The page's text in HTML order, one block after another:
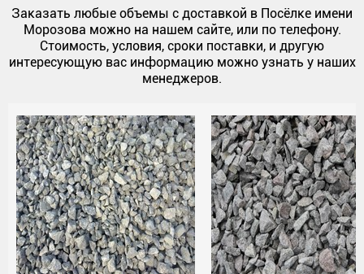
Заказать любые объемы с доставкой в Посёлке имени
Морозова можно на нашем сайте, или по телефону.
Стоимость, условия, сроки поставки, и другую
интересующую вас информацию можно узнать у наших
менеджеров.